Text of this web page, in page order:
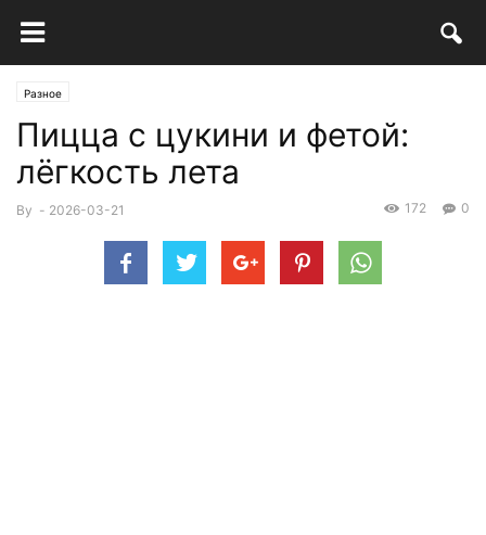
Разное
Пицца с цукини и фетой:
лёгкость лета
By - 2026-03-21 0
172